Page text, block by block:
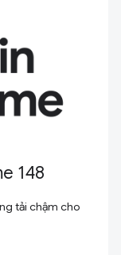
148
tải chậm cho